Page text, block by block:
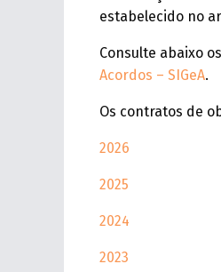
estabelecido no
Consulte abaixo
Acordos – SIGeA.
Os contratos de
2026
2025
2024
2023